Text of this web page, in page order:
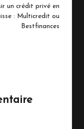
un crédit privé en
: Multicredit ou
Bestfinances